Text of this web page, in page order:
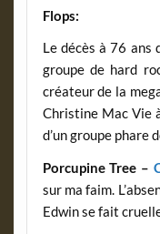
Flops:
Le décès à 76 ans
groupe de hard
créateur de la
Christine Mac Vie
d’un groupe phare
Porcupine Tree –
sur ma faim.
Edwin se fait